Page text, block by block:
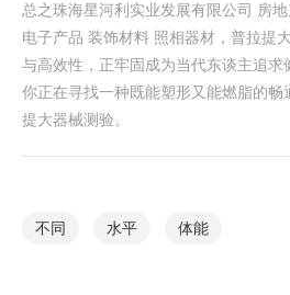
总之珠海星河利实业发展有限公司 房
电子产品 装饰材料 照相器材，普拉提
与高效性，正牢固成为当代东谈主追求
你正在寻找一种既能塑形又能燃脂的畅
提大器械测验。
不同 水平 体能